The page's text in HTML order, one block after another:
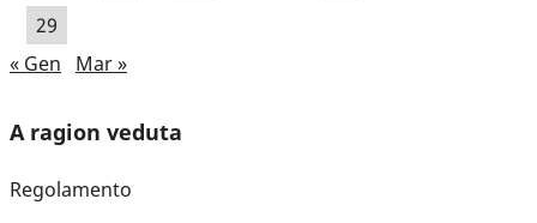
29
« Gen
Mar »
A ragion veduta
Regolamento